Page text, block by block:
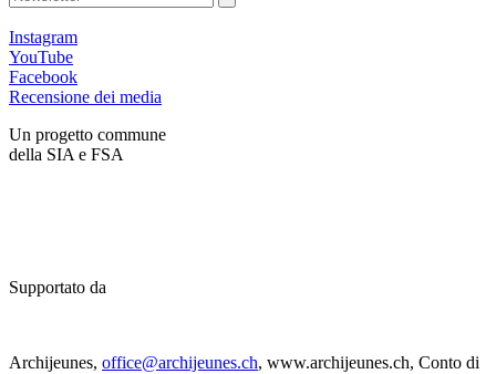
Instagram
YouTube
Facebook
Recensione dei media
Un progetto commune
della SIA e FSA
Supportato da
Archijeunes, office@archijeunes.ch, www.archijeunes.ch, Conto di